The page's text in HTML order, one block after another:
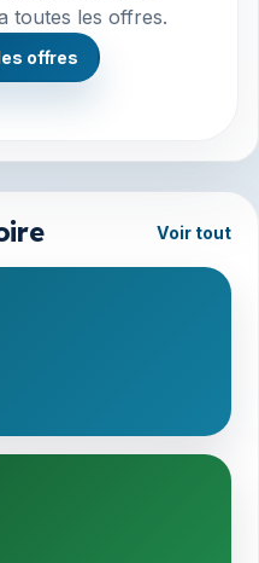
toutes les offres.
offres
Voir tout